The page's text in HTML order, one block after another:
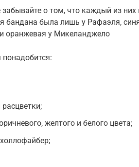
о том, что каждый из них
бандана была лишь у Рафаэля,
оранжевая у Микеланджело
желтого и белого цвета;